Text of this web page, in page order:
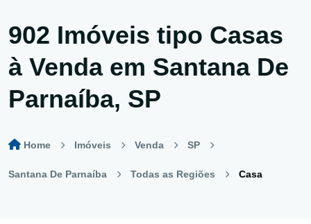
902 Imóveis tipo Casas
à Venda em Santana De
Parnaíba, SP
Home Imóveis Venda SP
Santana De Parnaíba Todas as Regiões Casa